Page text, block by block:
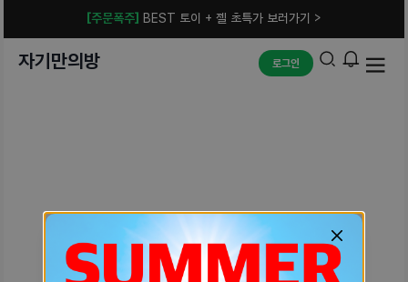
[주문폭주] BEST 토이 + 젤 초특가 보러가기 >
자기만의방 로그인